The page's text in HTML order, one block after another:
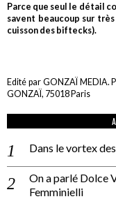
Parce que seul le détail
savent beaucoup sur
cuisson des biftecks).
Edité par GONZAÏ MEDIA.
GONZAÏ, 75018 Paris
Dans le vortex
On a parlé Dolce
Femminielli